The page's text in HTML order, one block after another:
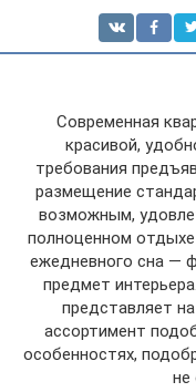
Современная
красивой,
требования
размещение
возможным,
полноценном
ежедневного сна —
предмет
представляет
ассортимент
особенностях,
не